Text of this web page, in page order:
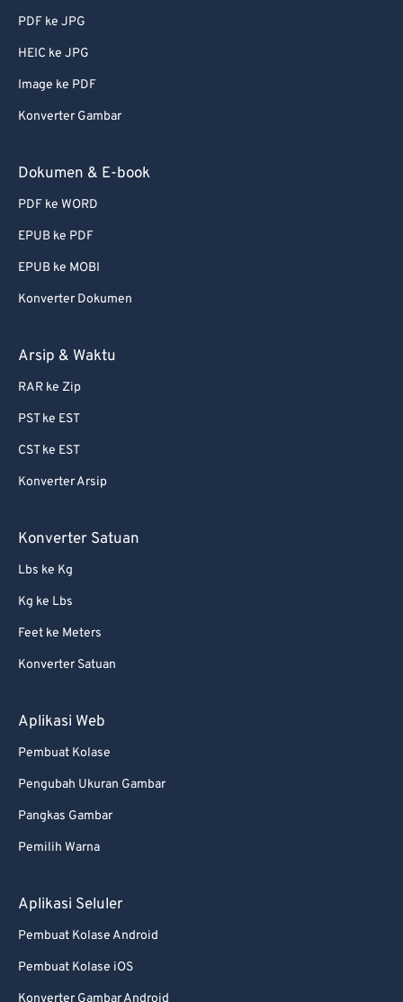
PDF ke JPG
HEIC ke JPG
Image ke PDF
Konverter Gambar
Dokumen & E-book
PDF ke WORD
EPUB ke PDF
EPUB ke MOBI
Konverter Dokumen
Arsip & Waktu
RAR ke Zip
PST ke EST
CST ke EST
Konverter Arsip
Konverter Satuan
Lbs ke Kg
Kg ke Lbs
Feet ke Meters
Konverter Satuan
Aplikasi Web
Pembuat Kolase
Pengubah Ukuran Gambar
Pangkas Gambar
Pemilih Warna
Aplikasi Seluler
Pembuat Kolase Android
Pembuat Kolase iOS